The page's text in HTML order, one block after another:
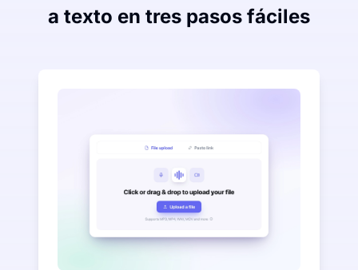
a texto en tres pasos fáciles